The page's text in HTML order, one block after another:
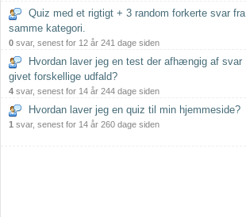
Quiz med et rigtigt + 3 random forkerte svar fra
samme kategori.
0 svar, senest for 12 år 241 dage siden
Hvordan laver jeg en test der afhængig af svar
givet forskellige udfald?
4 svar, senest for 14 år 244 dage siden
Hvordan laver jeg en quiz til min hjemmeside?
1 svar, senest for 14 år 260 dage siden